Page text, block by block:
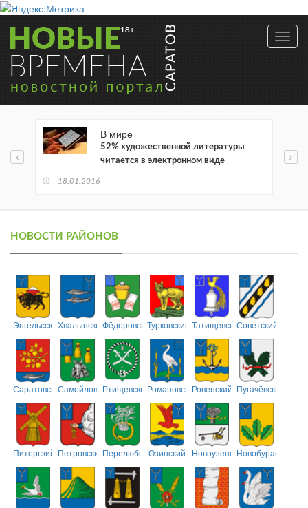
В мире
52% художественной литературы
читается в электронном виде
18.01.2016
НОВОСТИ РАЙОНОВ
ЭнгельсскийХвалынскийФёдоровскийТурковский ТатищевскийСоветский
СаратовскийСамойловскийРтищевскийРомановскийРовенский Пугачёвский
Питерский ПетровскийПерелюбскийОзинский НовоузенскийНовобурасский